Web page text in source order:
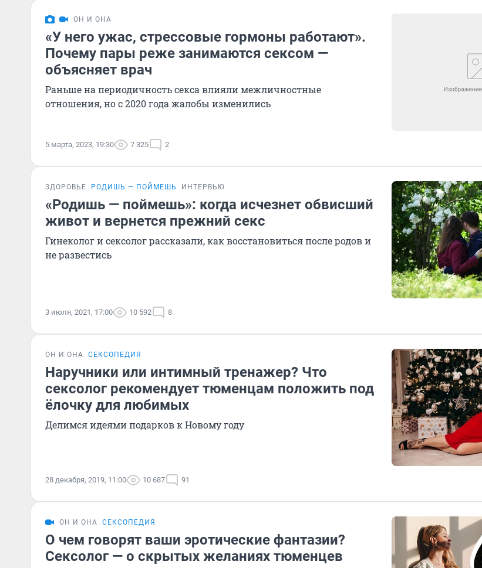
ОН И ОНА
«У него ужас, стрессовые гормоны работают».
Почему пары реже занимаются сексом —
объясняет врач
Раньше на периодичность секса влияли межличностные
отношения, но с 2020 года жалобы изменились
5 марта, 2023, 19:30 7 325 2
ЗДОРОВЬЕ РОДИШЬ — ПОЙМЕШЬ ИНТЕРВЬЮ
«Родишь — поймешь»: когда исчезнет обвисший
живот и вернется прежний секс
Гинеколог и сексолог рассказали, как восстановиться после родов и
не развестись
3 июля, 2021, 17:00 10 592 8
ОН И ОНА СЕКСОПЕДИЯ
Наручники или интимный тренажер? Что
сексолог рекомендует тюменцам положить под
ёлочку для любимых
Делимся идеями подарков к Новому году
28 декабря, 2019, 11:00 10 687 91
ОН И ОНА СЕКСОПЕДИЯ
О чем говорят ваши эротические фантазии?
Сексолог — о скрытых желаниях тюменцев